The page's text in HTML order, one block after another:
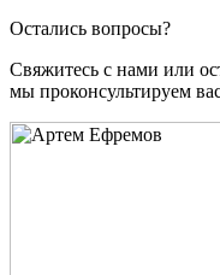
Остались вопросы?
Свяжитесь с нами или
мы проконсультируем